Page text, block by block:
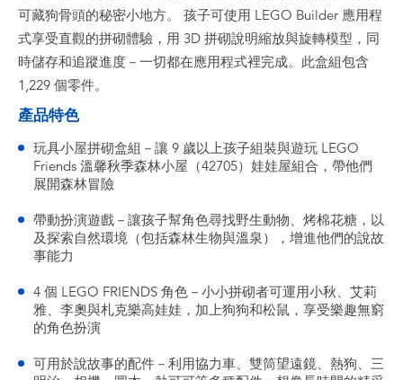
可藏狗骨頭的秘密小地方。 孩子可使用 LEGO Builder 應用程
式享受直觀的拼砌體驗，用 3D 拼砌說明縮放與旋轉模型，同
時儲存和追蹤進度－一切都在應用程式裡完成。此盒組包含
1,229 個零件。
產品特色
玩具小屋拼砌盒組－讓 9 歲以上孩子組裝與遊玩 LEGO
Friends 溫馨秋季森林小屋（42705）娃娃屋組合，帶他們
展開森林冒險
帶動扮演遊戲－讓孩子幫角色尋找野生動物、烤棉花糖，以
及探索自然環境（包括森林生物與溫泉），增進他們的說故
事能力
4 個 LEGO FRIENDS 角色－小小拼砌者可運用小秋、艾莉
雅、李奧與札克樂高娃娃，加上狗狗和松鼠，享受樂趣無窮
的角色扮演
可用於說故事的配件－利用協力車、雙筒望遠鏡、熱狗、三